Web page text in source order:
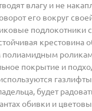
влагу и не
его вокруг
подлокотники
крестовина
покрытие и
будет
обивки и